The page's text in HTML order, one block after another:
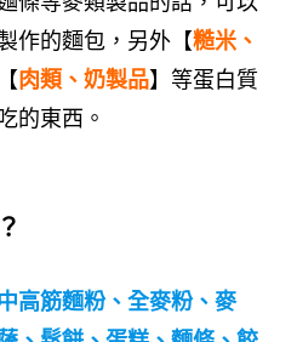
作的麵包，另外【糙米、
肉類、奶製品】等蛋白質
的東西。
高筋麵粉、全麥粉、麥